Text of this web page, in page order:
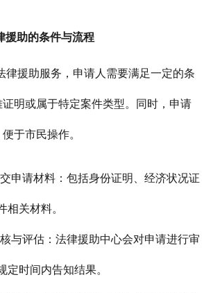
援助的条件与流程
律援助服务，申请人需要满足一定的条
明或属于特定案件类型。同时，申请
于市民操作。
申请材料：包括身份证明、经济状况证
相关材料。
与评估：法律援助中心会对申请进行审
定时间内告知结果。